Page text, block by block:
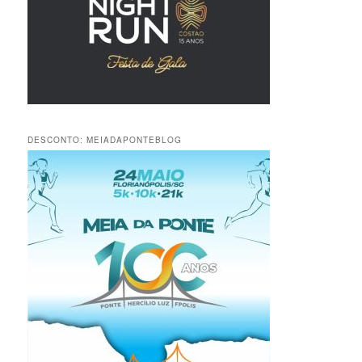
DESCONTO: MEIADAPONTEBLOG